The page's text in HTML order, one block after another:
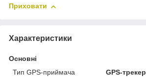
Приховати
Характеристики
Основні
Тип GPS-приймача
GPS-трекер